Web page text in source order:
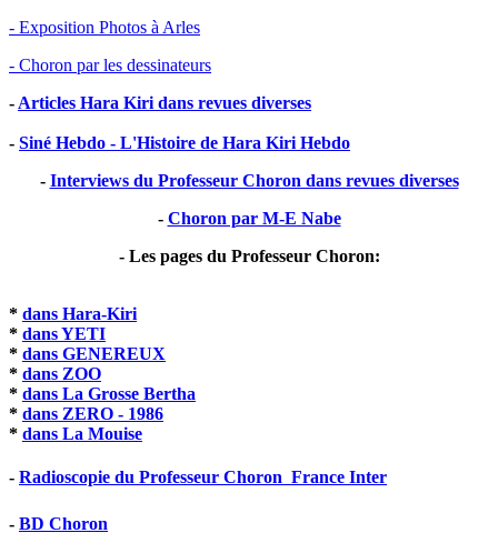
- Exposition Photos à Arles
- Choron par les dessinateurs
- Articles Hara Kiri dans revues diverses
- Siné Hebdo - L'Histoire de Hara Kiri Hebdo
- Interviews du Professeur Choron dans revues diverses
- Choron par M-E Nabe
- Les pages du Professeur Choron:
* dans Hara-Kiri
* dans YETI
* dans GENEREUX
* dans ZOO
* dans La Grosse Bertha
* dans ZERO - 1986
* dans La Mouise
- Radioscopie du Professeur Choron  France Inter
- BD Choron